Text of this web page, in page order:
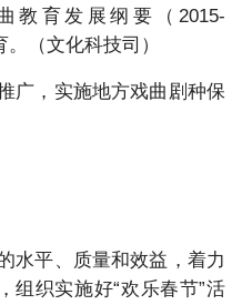
教育发展纲要（2015-
（文化科技司）
广，实施地方戏曲剧种保
水平、质量和效益，着力
组织实施好“欢乐春节”活